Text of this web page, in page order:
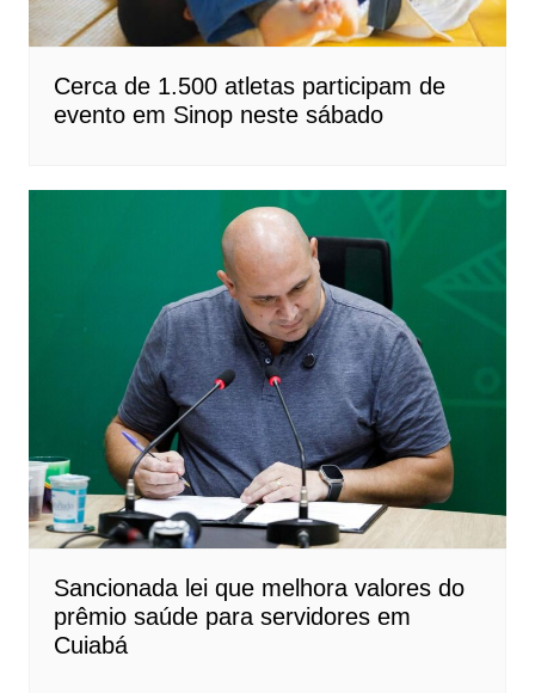
Cerca de 1.500 atletas participam de
evento em Sinop neste sábado
Sancionada lei que melhora valores do
prêmio saúde para servidores em
Cuiabá